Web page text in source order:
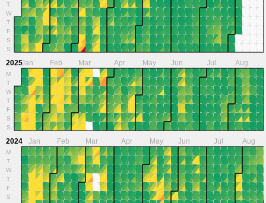
T
W
T
F
S
S
2025
M
T
W
T
F
S
S
Jan Feb Mar Apr May Jun Jul Aug
2024
M
T
W
T
F
S
Jan Feb Mar Apr May Jun Jul Aug